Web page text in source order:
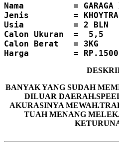
Nama          = GARAGA X
Jenis         =
Usia          = 2 BLN
Calon Ukuran  =  5,5
Calon Berat   = 3KG
BANYAK YANG SUDAH
DILUAR
AKURASINYA
TUAH MENANG